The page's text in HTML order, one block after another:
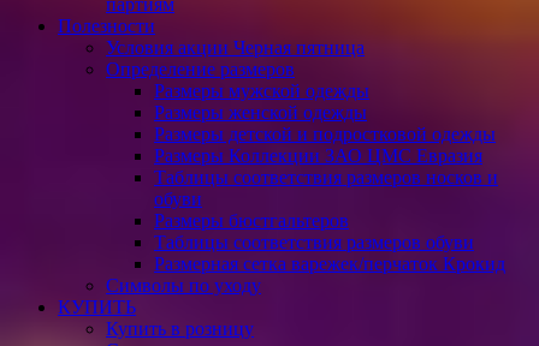
партиям
Полезности
Условия акции Черная пятница
Определение размеров
Размеры мужской одежды
Размеры женской одежды
Размеры детской и подростковой одежды
Размеры Коллекции ЗАО ЦМС Евразия
Таблицы соответствия размеров носков и
обуви
Размеры бюстгальтеров
Таблицы соответствия размеров обуви
Размерная сетка варежек/перчаток Крокид
Символы по уходу
КУПИТЬ
Купить в розницу